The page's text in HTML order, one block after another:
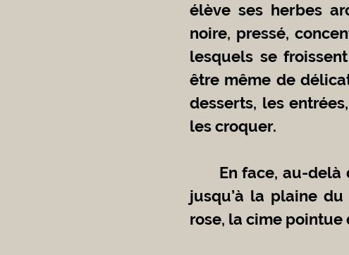
élève ses herbes
noire, pressé,
lesquels se
être même de
desserts, les
les croquer.
jusqu’à la plaine
rose, la cime